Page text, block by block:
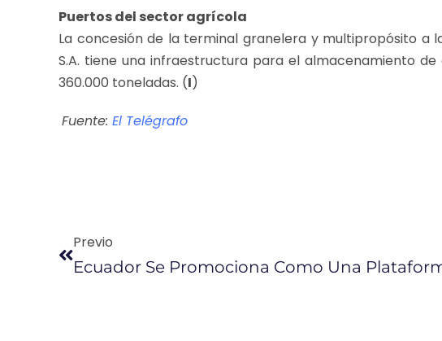
Puertos del sector agrícola
La concesión de la terminal granelera y multipropósito a
S.A. tiene una infraestructura para el almacenamiento
360.000 toneladas. (I)
Fuente: El Telégrafo
Previo